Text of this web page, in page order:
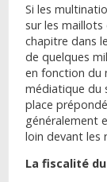
Si les
sur les maillots
chapitre dans
de quelques
en fonction du
médiatique du
place
généralement
loin devant les
La fiscalité